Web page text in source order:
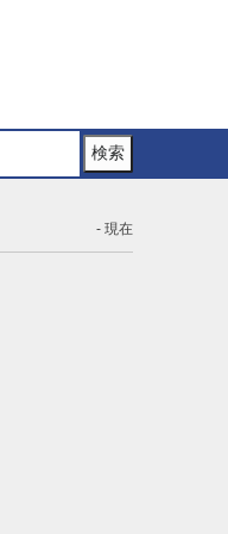
検索
- 現在